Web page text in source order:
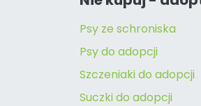
Psy ze schroniska
Psy do adopcji
Szczeniaki do adopcji
Suczki do adopcji